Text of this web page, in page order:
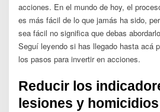
acciones. En el mundo de hoy, el
es más fácil de lo que jamás ha sido,
sea fácil no significa que debas
Seguí leyendo si has llegado hasta acá
los pasos para invertir en acciones.
Reducir los
lesiones y